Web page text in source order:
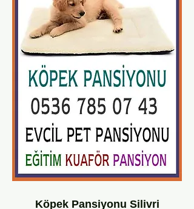
Köpek Pansiyonu Silivri